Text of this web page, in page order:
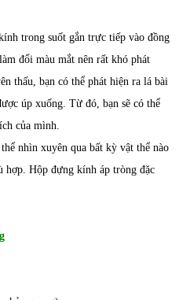
trong suốt gắn trực tiếp vào đồng
đổi màu mắt nên rất khó phát
thấu, bạn có thể phát hiện ra lá bài
úp xuống. Từ đó, bạn sẽ có thể
của mình.
nhìn xuyên qua bất kỳ vật thể nào
hợp. Hộp đựng kính áp tròng đặc